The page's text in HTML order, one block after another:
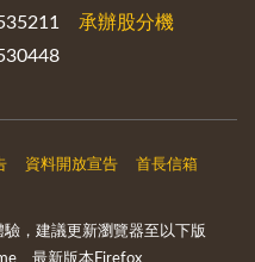
承辦股分機
資料開放宣告 首長信箱
，建議更新瀏覽器至以下版